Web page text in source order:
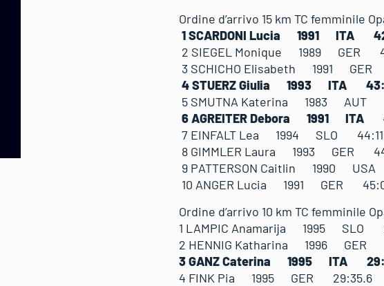
Ordine d’arrivo 15 km TC femminile
1 SCARDONI Lucia 1991
2 SIEGEL Monique 1989 GER
3 SCHICHO Elisabeth 1991
4 STUERZ Giulia 1993 ITA
5 SMUTNA Katerina 1983
6 AGREITER Debora 1991
7 EINFALT Lea 1994 SLO
8 GIMMLER Laura 1993 GER
9 PATTERSON Caitlin 1990
10 ANGER Lucia 1991 GER
Ordine d’arrivo 10 km TC femminile
1 LAMPIC Anamarija 1995
2 HENNIG Katharina 1996
3 GANZ Caterina 1995 ITA
4 FINK Pia 1995 GER